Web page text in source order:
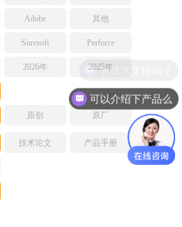
Adobe 其他
Suresoft Perforce
2026年 2025年
原创 原厂
技术论文 产品手册
可以介绍下产品么
有技术支持吗？